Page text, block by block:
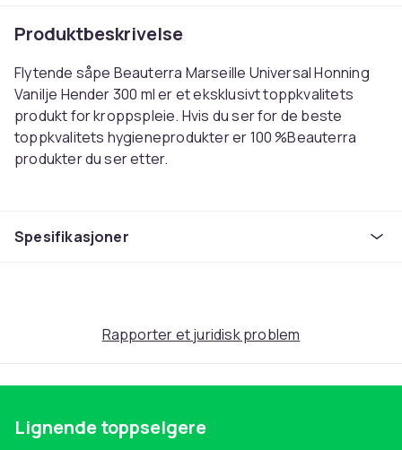
Produktbeskrivelse
Flytende såpe Beauterra Marseille Universal Honning
Vanilje Hender 300 ml er et eksklusivt toppkvalitets
produkt for kroppspleie. Hvis du ser for de beste
toppkvalitets hygieneprodukter er 100 %Beauterra
produkter du ser etter.
Vegansk
Kjønn: Unisex
Polysorbate 60
Tetrasodium edta
Spesifikasjoner
Rapporter et juridisk problem
Lignende toppselgere